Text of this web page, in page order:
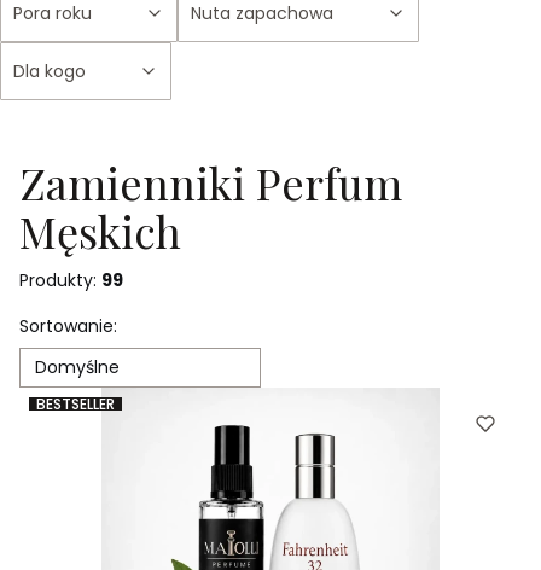
Pora roku Nuta zapachowa
Dla kogo
Zamienniki Perfum
Męskich
Produkty: 99
Lista produktów
Sortowanie:
Domyślne
BESTSELLER